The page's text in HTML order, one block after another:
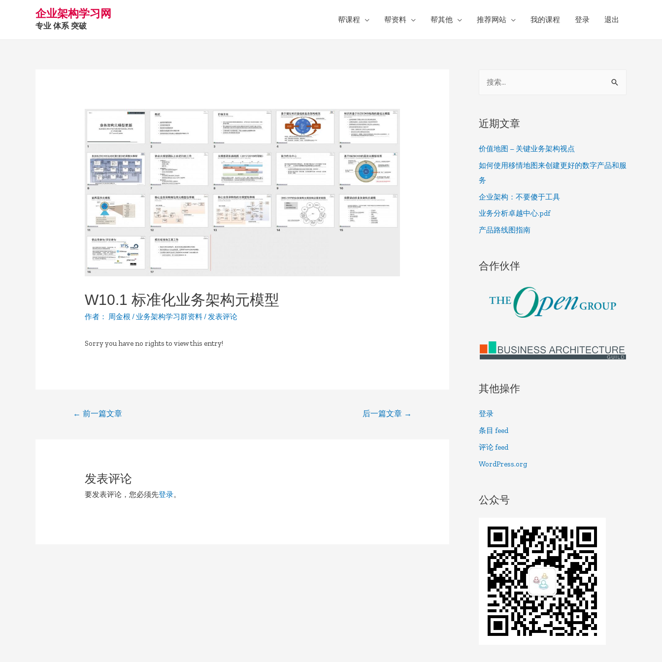
企业架构学习网
专业 体系 突破
帮课程 帮资料 帮其他 推荐网站 我的课程 登录 退出
W10.1 标准化业务架构元模型
作者： 周金根 /业务架构学习群资料/发表评论
Sorry you have no rights to view this entry!
← 前一篇文章 后一篇文章 →
发表评论
要发表评论，您必须先登录。
r
h
f
o
r
:
近期文章
价值地图 – 关键业务架构视点
如何使用移情地图来创建更好的数字产品和服
务
企业架构：不要傻于工具
业务分析卓越中心.pdf
产品路线图指南
合作伙伴
其他操作
登录
条目 feed
评论 feed
WordPress.org
公众号